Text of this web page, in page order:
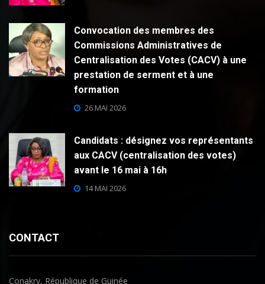
Convocation des membres des
Commissions Administratives de
Centralisation des Votes (CACV) à une
prestation de serment et à une
formation
26 MAI 2026
Candidats : désignez vos représentants
aux CACV (centralisation des votes)
avant le 16 mai à 16h
14 MAI 2026
CONTACT
Conakry, République de Guinée